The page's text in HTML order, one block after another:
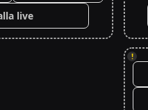
!
live